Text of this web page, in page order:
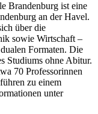
Brandenburg ist eine
an der Havel.
über die
sowie Wirtschaft –
Formaten. Die
Studiums ohne Abitur.
70 Professorinnen
zu einem
unter